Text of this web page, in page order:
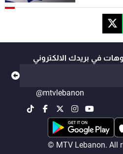
في بريدك الالكتروني
@mtvlebanon
© MTV Lebanon. All